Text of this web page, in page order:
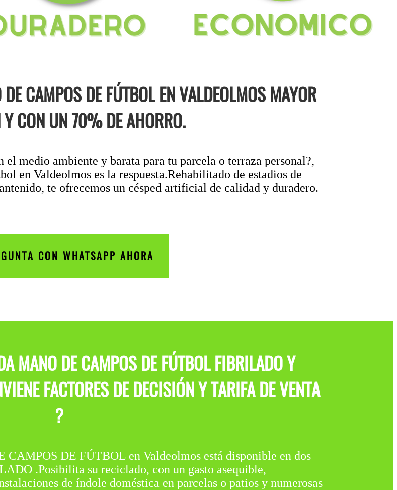
CAMPOS DE FÚTBOL EN VALDEOLMOS MAYOR
Y CON UN 70% DE AHORRO.
el medio ambiente y barata para tu parcela o terraza personal?,
en Valdeolmos es la respuesta.Rehabilitado de estadios de
te ofrecemos un césped artificial de calidad y duradero.
CON WHATSAPP AHORA
MANO DE CAMPOS DE FÚTBOL FIBRILADO Y
FACTORES DE DECISIÓN Y TARIFA DE VENTA
?
DE FÚTBOL en Valdeolmos está disponible en dos
.Posibilita su reciclado, con un gasto asequible,
de índole doméstica en parcelas o patios y numerosas